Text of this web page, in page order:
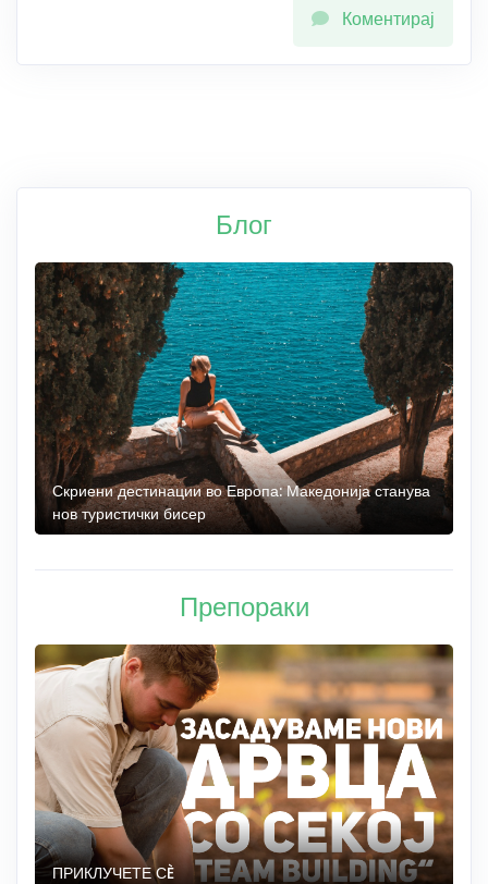
Коментирај
Блог
Скриени дестинации во Европа: Македонија станува
нов туристички бисер
Препораки
ПРИКЛУЧЕТЕ СÈ